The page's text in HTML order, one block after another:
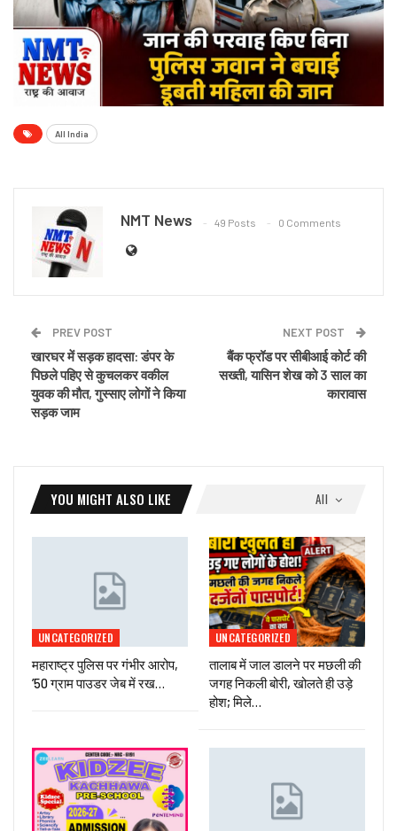
All India
NMT News 49 Posts 0 Comments
PREV POST
खारघर में सड़क हादसा: डंपर के
पिछले पहिए से कुचलकर वकील
युवक की मौत, गुस्साए लोगों ने किया
सड़क जाम
NEXT POST
बैंक फ्रॉड पर सीबीआई कोर्ट की
सख्ती, यासिन शेख को 3 साल का
कारावास
All
YOU MIGHT ALSO LIKE
UNCATEGORIZED
महाराष्ट्र पुलिस पर गंभीर आरोप,
’50 ग्राम पाउडर जेब में रख…
UNCATEGORIZED
तालाब में जाल डालने पर मछली की
जगह निकली बोरी, खोलते ही उड़े
होश; मिले…